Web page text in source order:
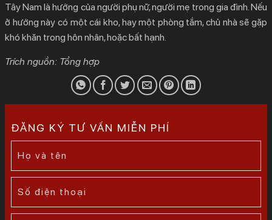
Tây Nam là hướng của người phụ nữ, người mẹ trong gia đình. Nếu
ở hướng này có một cái kho, hay một phòng tắm, chủ nhà sẽ gặp
khó khăn trong hôn nhân, hoặc bất hạnh.
Trích nguồn: Tổng hợp
ĐĂNG KÝ TƯ VẤN MIỄN PHÍ